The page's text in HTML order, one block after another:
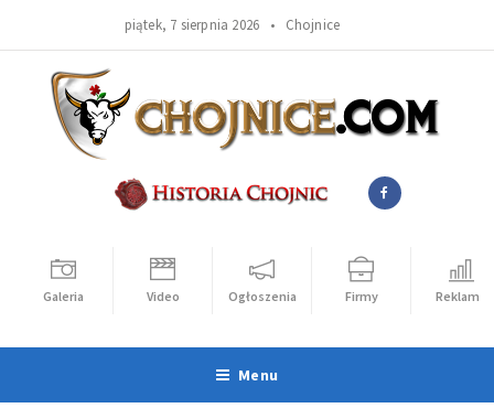
piątek, 7 sierpnia 2026 • Chojnice
Galeria Video Ogłoszenia Firmy Reklama
Menu